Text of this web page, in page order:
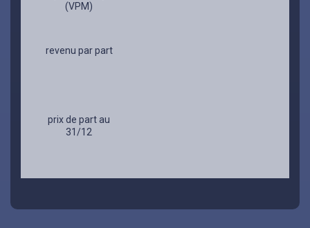
(VPM)
revenu par part
prix de part au
31/12